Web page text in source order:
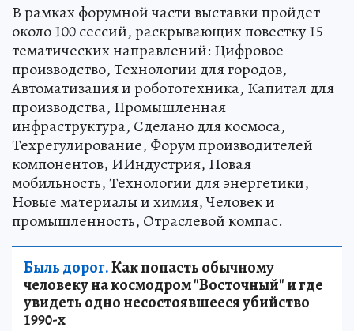
В рамках форумной части выставки пройдет
около 100 сессий, раскрывающих повестку 15
тематических направлений: Цифровое
производство, Технологии для городов,
Автоматизация и робототехника, Капитал для
производства, Промышленная
инфраструктура, Сделано для космоса,
Техрегулирование, Форум производителей
компонентов, ИИндустрия, Новая
мобильность, Технологии для энергетики,
Новые материалы и химия, Человек и
промышленность, Отраслевой компас.
Быль дорог.Как попасть обычному
человеку на космодром "Восточный" и где
увидеть одно несостоявшееся убийство
1990-х